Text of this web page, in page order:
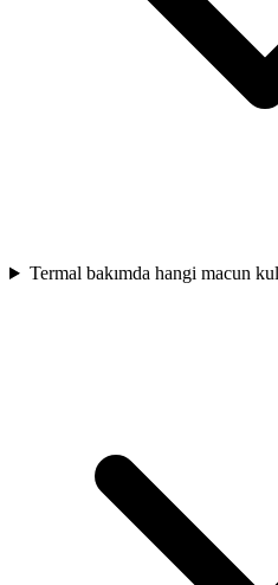
Termal bakımda hangi macun